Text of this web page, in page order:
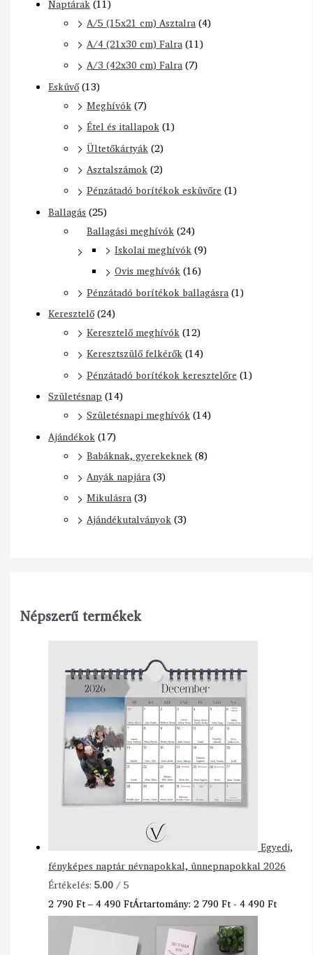
Naptárak(11)
A/5 (15x21 cm) Asztalra(4)
A/4 (21x30 cm) Falra(11)
A/3 (42x30 cm) Falra(7)
Esküvő(13)
Meghívók(7)
Étel és itallapok(1)
Ültetőkártyák(2)
Asztalszámok(2)
Pénzátadó borítékok esküvőre (1)
Ballagás (25)
Ballagási meghívók(24)
Iskolai meghívók(9)
Ovis meghívók(16)
Pénzátadó borítékok ballagásra(1)
Keresztelő(24)
Keresztelő meghívók(12)
Keresztszülő felkérők(14)
Pénzátadó borítékok keresztelőre (1)
Születésnap (14)
Születésnapi meghívók(14)
Ajándékok(17)
Babáknak, gyerekeknek(8)
Anyák napjára(3)
Mikulásra(3)
Ajándékutalványok(3)
Népszerű termékek
Egyedi,
fényképes naptár névnapokkal, ünnepnapokkal 2026
Értékelés:5.00/ 5
2 790Ft–4 490FtÁrtartomány: 2 790 Ft - 4 490 Ft